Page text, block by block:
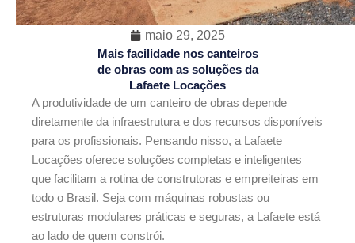
maio 29, 2025
Mais facilidade nos canteiros
de obras com as soluções da
Lafaete Locações
A produtividade de um canteiro de obras depende
diretamente da infraestrutura e dos recursos disponíveis
para os profissionais. Pensando nisso, a Lafaete
Locações oferece soluções completas e inteligentes
que facilitam a rotina de construtoras e empreiteiras em
todo o Brasil. Seja com máquinas robustas ou
estruturas modulares práticas e seguras, a Lafaete está
ao lado de quem constrói.